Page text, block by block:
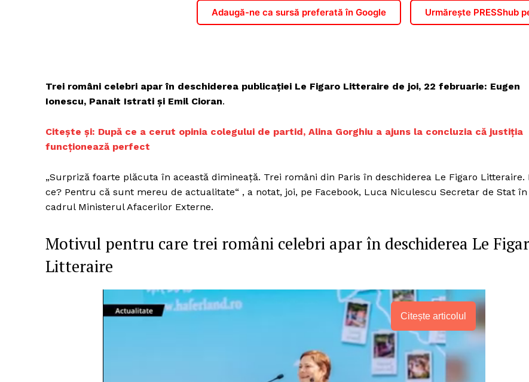
Adaugă-ne ca sursă preferată în Google Urmărește PRESShub
Trei români celebri apar în deschiderea publicației Le Figaro Litteraire de joi, 22 februarie: Eugen
Ionescu, Panait Istrati și Emil Cioran.
Citește și: După ce a cerut opinia colegului de partid, Alina Gorghiu a ajuns la concluzia că justiția
funcționează perfect
„Surpriză foarte plăcuta în această dimineață. Trei români din Paris în deschiderea Le Figaro Litteraire.
ce? Pentru că sunt mereu de actualitate“ , a notat, joi, pe Facebook, Luca Niculescu Secretar de Stat în
cadrul Ministerul Afacerilor Externe.
Motivul pentru care trei români celebri apar în deschiderea Le
Litteraire
Citește articolul